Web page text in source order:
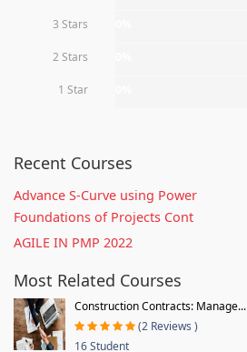
3 Stars
2 Stars
1 Star
Recent Courses
Advance S-Curve using Power
Foundations of Projects Cont
AGILE IN PMP 2022
Most Related Courses
Construction Contracts: Manage...
(2 Reviews )
16 Student